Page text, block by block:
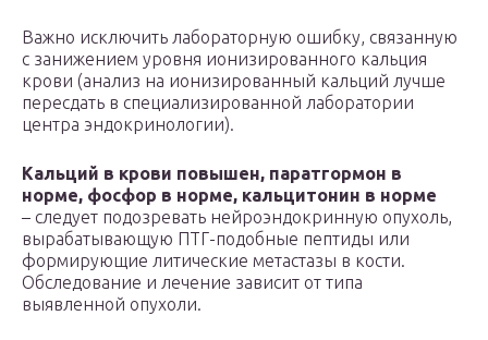
Важно исключить лабораторную ошибку, связанную
с занижением уровня ионизированного кальция
крови (анализ на ионизированный кальций лучше
пересдать в специализированной лаборатории
центра эндокринологии).
Кальций в крови повышен, паратгормон в
норме, фосфор в норме, кальцитонин в норме
– следует подозревать нейроэндокринную опухоль,
вырабатывающую ПТГ-подобные пептиды или
формирующие литические метастазы в кости.
Обследование и лечение зависит от типа
выявленной опухоли.